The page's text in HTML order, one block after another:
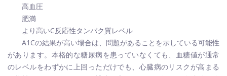
高血圧
肥満
より高いC反応性タンパク質レベル
A1Cの結果が高い場合は、問題があることを示している可能性
があります。本格的な糖尿病を患っていなくても、血糖値が通常
のレベルをわずかに上回っただけでも、心臓病のリスクが高まる